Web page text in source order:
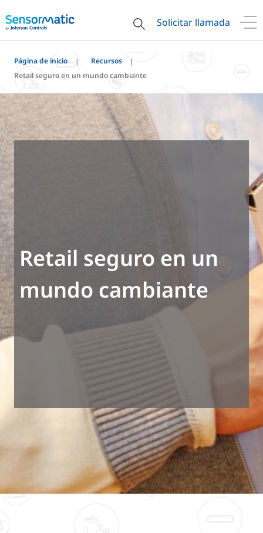
Solicitar llamada
Página de inicio
Recursos
Retail seguro en un mundo cambiante
Retail seguro en un
mundo cambiante